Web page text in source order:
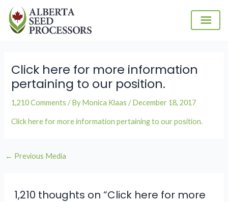
content
Click here for more information
pertaining to our position.
1,210 Comments / By Monica Klaas/December 18, 2017
Click here for more information pertaining to our position.
← Previous Media
1,210 thoughts on “Click here for more